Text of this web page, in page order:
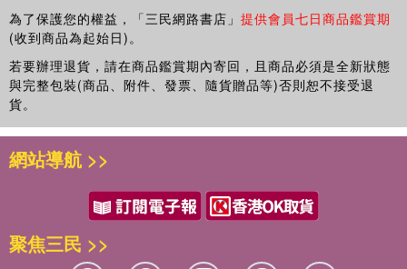
為了保護您的權益，「三民網路書店」 提供會員七日商品鑑賞期
(收到商品為起始日)。
若要辦理退貨，請在商品鑑賞期內寄回，且商品必須是全新狀態
與完整包裝(商品、附件、發票、隨貨贈品等)否則恕不接受退
貨。
網站導航 >>
聚焦三民 >>